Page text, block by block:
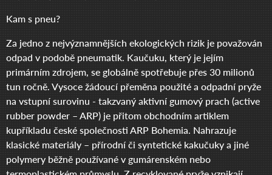
Kam s pneu?
Za jedno z nejvýznamnějších ekologických rizik je považován
odpad v podobě pneumatik. Kaučuku, který je jejím
primárním zdrojem, se globálně spotřebuje přes 30 milionů
tun ročně. Vysoce žádoucí přeměna použité a odpadní pryže
na vstupní surovinu - takzvaný aktivní gumový prach (active
rubber powder – ARP) je přitom obchodním artiklem
kupříkladu české společnosti ARP Bohemia. Nahrazuje
klasické materiály – přírodní či syntetické kakučuky a jiné
polymery běžně používané v gumárenském nebo